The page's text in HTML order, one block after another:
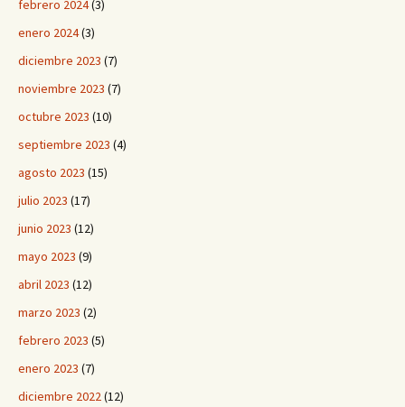
febrero 2024(3)
enero 2024(3)
diciembre 2023 (7)
noviembre 2023 (7)
octubre 2023 (10)
septiembre 2023 (4)
agosto 2023 (15)
julio 2023 (17)
junio 2023 (12)
mayo 2023 (9)
abril 2023 (12)
marzo 2023 (2)
febrero 2023 (5)
enero 2023 (7)
diciembre 2022(12)